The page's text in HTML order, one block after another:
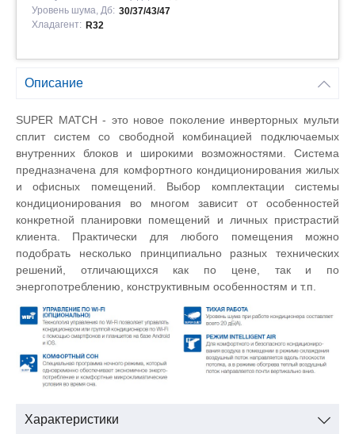
Уровень шума, Дб: 30/37/43/47
Хладагент: R32
Описание
SUPER MATCH - это новое поколение инверторных мульти
сплит систем со свободной комбинацией подключаемых
внутренних блоков и широкими возможностями. Система
предназначена для комфортного кондиционирования жилых
и офисных помещений. Выбор комплектации системы
кондиционирования во многом зависит от особенностей
конкретной планировки помещений и личных пристрастий
клиента. Практически для любого помещения можно
подобрать несколько принципиально разных технических
решений, отличающихся как по цене, так и по
энергопотреблению, конструктивным особенностям и т.п.
Характеристики